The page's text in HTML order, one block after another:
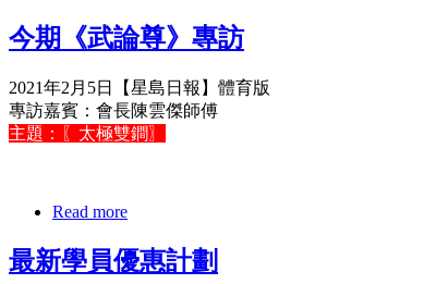
今期《武論尊》專訪
2021年2月5日【星島日報】體育版
專訪嘉賓：會長陳雲傑師傅
主題：〖太極雙鐧〗
Read more
最新學員優惠計劃